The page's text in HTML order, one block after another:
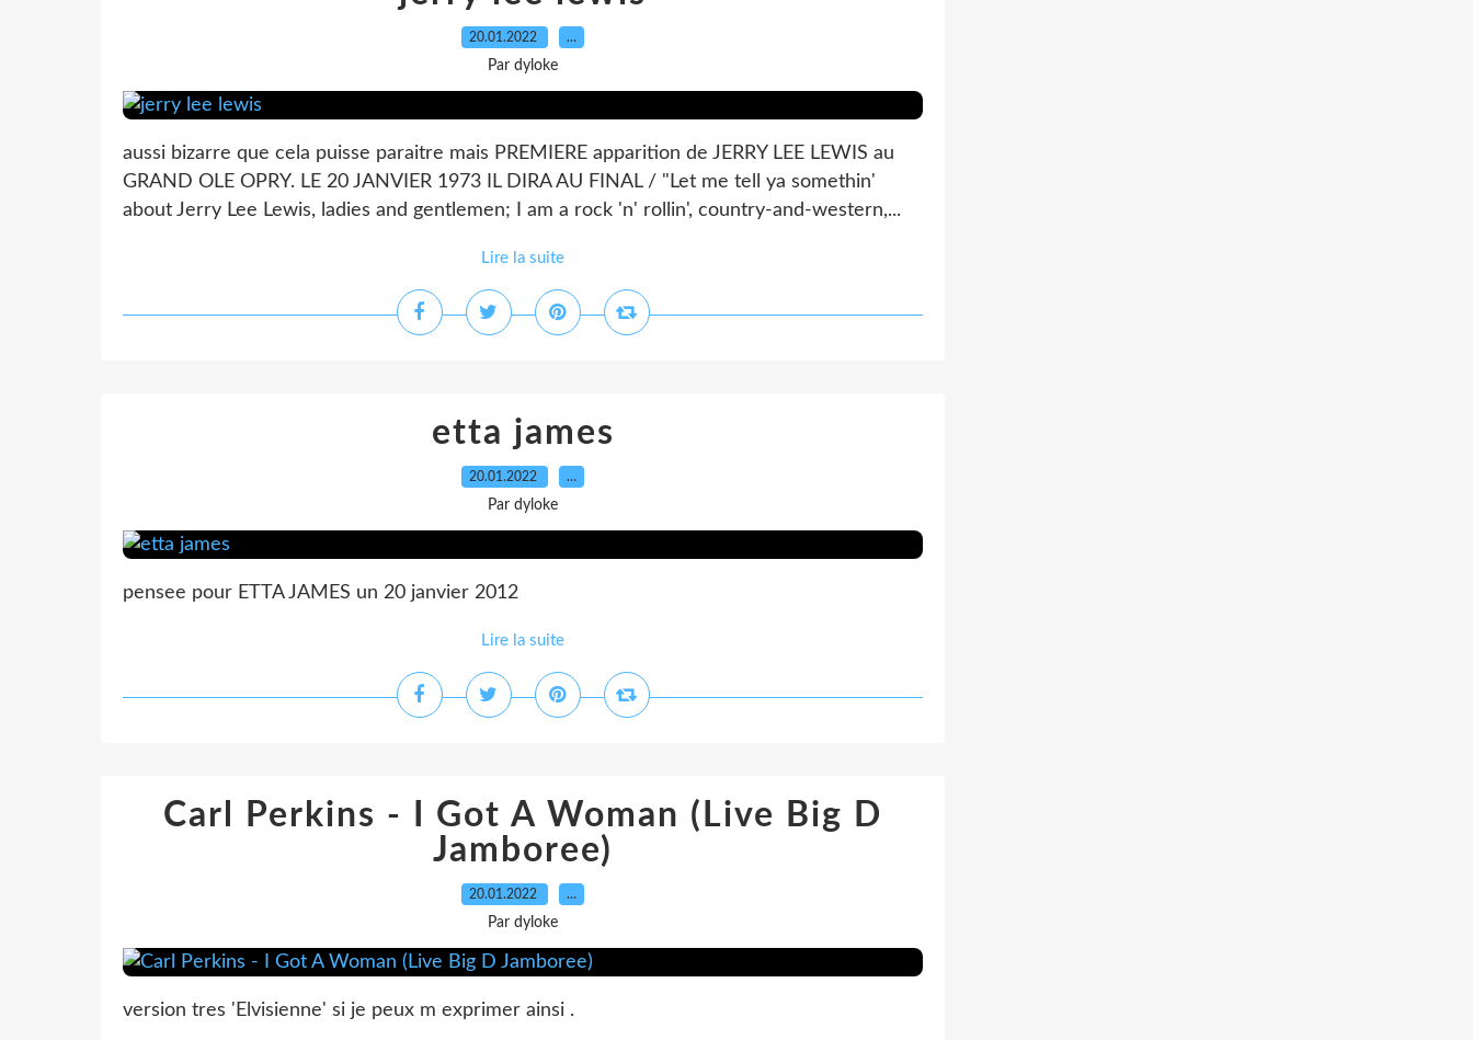
20.01.2022 …
Par dyloke
aussi bizarre que cela puisse paraitre mais PREMIERE apparition de JERRY LEE LEWIS au
GRAND OLE OPRY. LE 20 JANVIER 1973 IL DIRA AU FINAL / "Let me tell ya somethin'
about Jerry Lee Lewis, ladies and gentlemen; I am a rock 'n' rollin', country-and-western,...
Lire la suite
etta james
20.01.2022 …
Par dyloke
pensee pour ETTA JAMES un 20 janvier 2012
Lire la suite
Carl Perkins - I Got A Woman (Live Big D
Jamboree)
20.01.2022 …
Par dyloke
version tres 'Elvisienne' si je peux m exprimer ainsi .